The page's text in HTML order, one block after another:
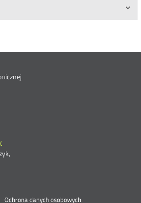
Ochrona danych osobowych